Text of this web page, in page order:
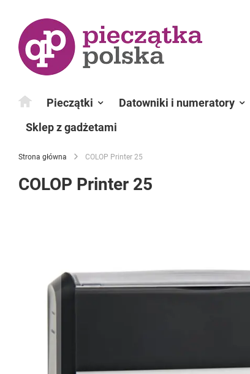
Pieczątki Datowniki i numeratory
Sklep z gadżetami
Strona główna COLOP Printer 25
COLOP Printer 25